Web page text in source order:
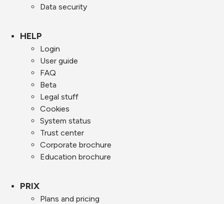
Data security
HELP
Login
User guide
FAQ
Beta
Legal stuff
Cookies
System status
Trust center
Corporate brochure
Education brochure
PRIX
Plans and pricing